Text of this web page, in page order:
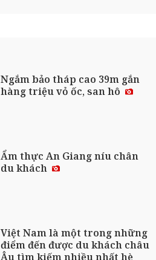
Ngắm bảo tháp cao 39m gắn
hàng triệu vỏ ốc, san hô
Ẩm thực An Giang níu chân
du khách
Việt Nam là một trong những
điểm đến được du khách châu
Âu tìm kiếm nhiều nhất hè